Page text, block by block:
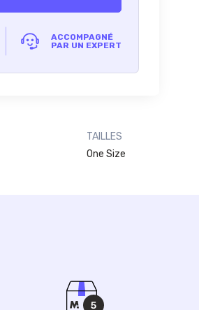
ACCOMPAGNÉ
PAR UN EXPERT
TAILLES
One Size